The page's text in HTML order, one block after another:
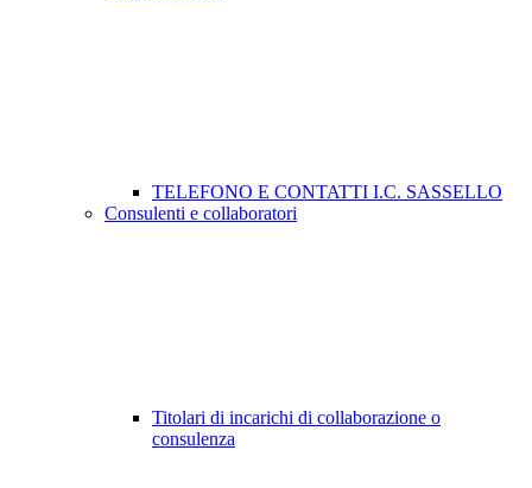
TELEFONO E CONTATTI I.C. SASSELLO
Consulenti e collaboratori
Titolari di incarichi di collaborazione o
consulenza